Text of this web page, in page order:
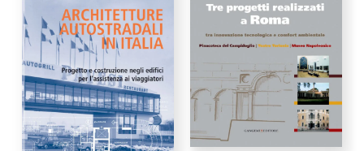
Giraldi Chiara,GTA
architettura,Studio AND
Cavaciocchi Paola,
Ceccarelli Alessandro,
,
Meossi
Maurizio,Cusmano Mario
Guido,Dringoli Massimo,
Gambino Roberto
Mancuso
Franco,Natalini Adolfo,Ricci
Manuela,Rossi Prodi
Fabrizio